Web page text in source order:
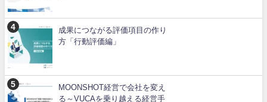
成果につながる評価項目の作り
方「行動評価編」
MOONSHOT経営で会社を変え
る～VUCAを乗り越える経営手